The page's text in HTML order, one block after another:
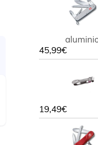
45,99€
19,49€